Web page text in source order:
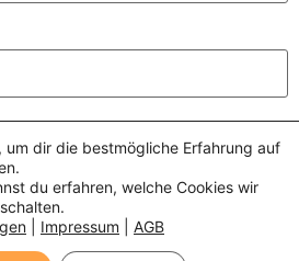
und Website in diesem
Kommentar speichern.
um dir die bestmögliche Erfahrung auf
du erfahren, welche Cookies wir
Impressum AGB